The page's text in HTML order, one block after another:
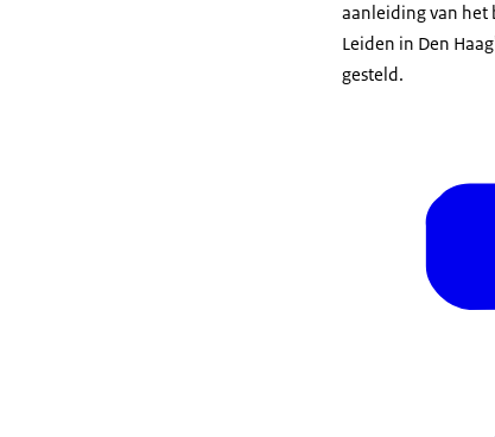
aanleiding van het
Leiden in Den
gesteld.